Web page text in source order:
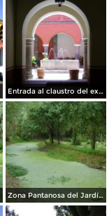
Entrada al claustro del ex-convento siglo XVI.Tlaxcala. Abril/2012
Zona Pantanosa del Jardín Botánico de Tizatlán. Marzo/2012